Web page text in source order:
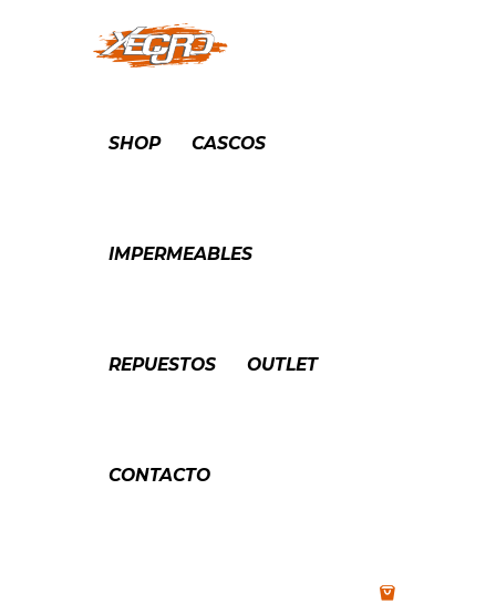
SHOP CASCOS
IMPERMEABLES
REPUESTOS OUTLET
CONTACTO